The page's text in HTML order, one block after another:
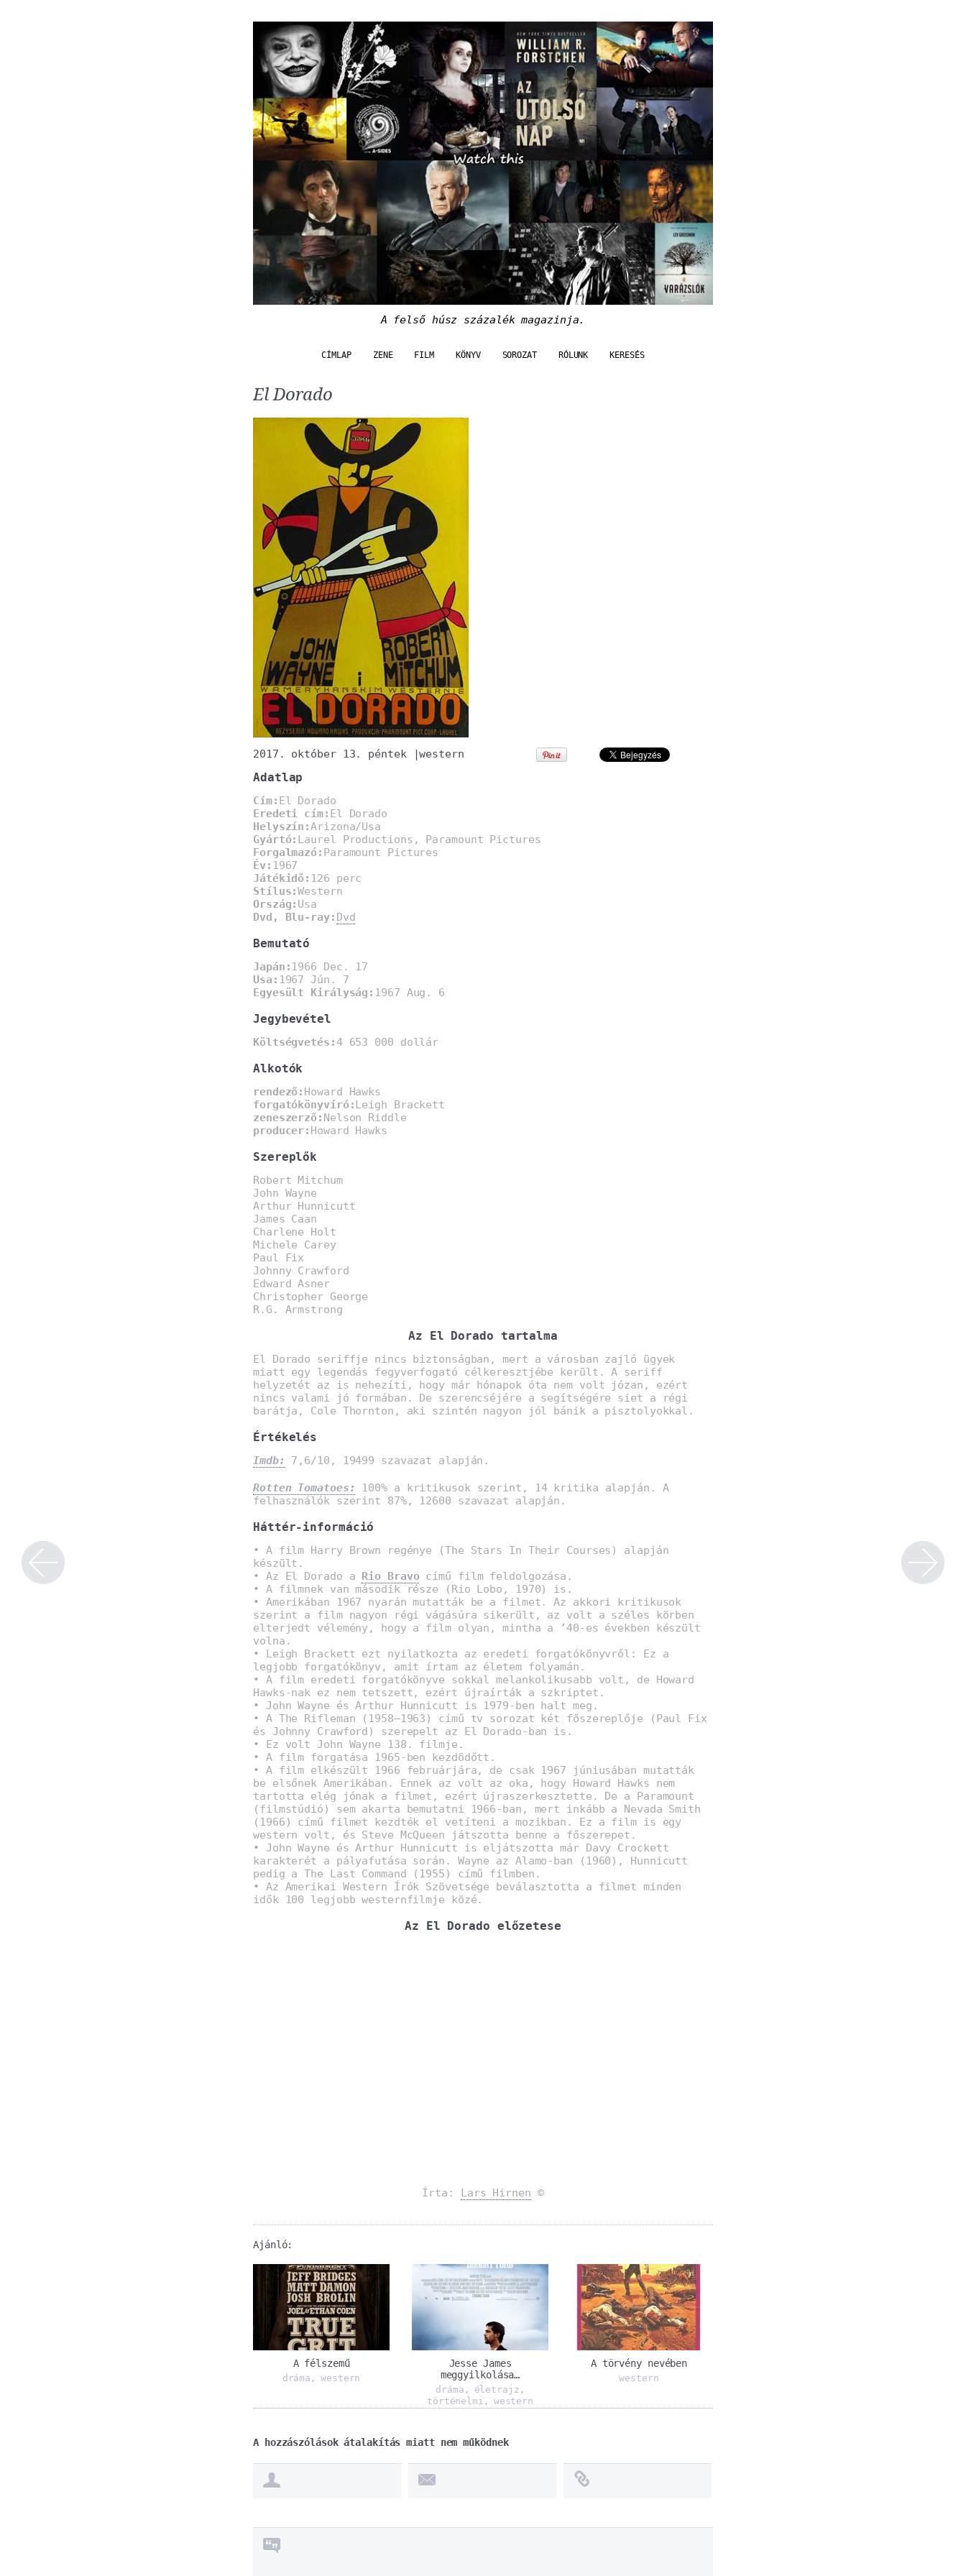
A felső húsz százalék magazinja.
CÍMLAP ZENE FILM KÖNYV SOROZAT RÓLUNK KERESÉS
El Dorado
2017. október 13. péntek|western
Adatlap
Cím: El Dorado
Eredeti cím: El Dorado
Helyszín:Arizona/Usa
Gyártó: Laurel Productions, Paramount Pictures
Forgalmazó: Paramount Pictures
Év: 1967
Játékidő: 126 perc
Stílus:Western
Ország: Usa
Dvd, Blu-ray: Dvd
Bemutató
Japán: 1966 Dec. 17
Usa: 1967 Jún. 7
Egyesült Királyság: 1967 Aug. 6
Jegybevétel
Költségvetés: 4 653 000 dollár
Alkotók
rendező: Howard Hawks
forgatókönyvíró:Leigh Brackett
zeneszerző: Nelson Riddle
producer: Howard Hawks
Szereplők
Robert Mitchum
John Wayne
Arthur Hunnicutt
James Caan
Charlene Holt
Michele Carey
Paul Fix
Johnny Crawford
Edward Asner
Christopher George
R.G. Armstrong
Az El Dorado tartalma
El Dorado seriffje nincs biztonságban, mert a városban zajló ügyek
miatt egy legendás fegyverfogató célkeresztjébe került. A seriff
helyzetét az is nehezíti, hogy már hónapok óta nem volt józan, ezért
nincs valami jó formában. De szerencséjére a segítségére siet a régi
barátja, Cole Thornton, aki szintén nagyon jól bánik a pisztolyokkal.
Értékelés
Imdb: 7,6/10, 19499 szavazat alapján.
Rotten Tomatoes:
100% a kritikusok szerint, 14 kritika alapján. A
felhasználók szerint 87%, 12600 szavazat alapján.
Háttér-információ
• A film Harry Brown regénye (The Stars In Their Courses) alapján
készült.
• Az El Dorado a Rio Bravocímű film feldolgozása.
• A filmnek van második része (Rio Lobo, 1970) is.
• Amerikában 1967 nyarán mutatták be a filmet. Az akkori kritikusok
szerint a film nagyon régi vágásúra sikerült, az volt a széles körben
elterjedt vélemény, hogy a film olyan, mintha a ’40-es években készült
volna.
• Leigh Brackett ezt nyilatkozta az eredeti forgatókönyvről: Ez a
legjobb forgatókönyv, amit írtam az életem folyamán.
• A film eredeti forgatókönyve sokkal melankolikusabb volt, de Howard
Hawks-nak ez nem tetszett, ezért újraírták a szkriptet.
• John Wayne és Arthur Hunnicutt is 1979-ben halt meg.
• A The Rifleman (1958–1963) című tv sorozat két főszereplője (Paul Fix
és Johnny Crawford) szerepelt az El Dorado-ban is.
• Ez volt John Wayne 138. filmje.
• A film forgatása 1965-ben kezdödőtt.
• A film elkészült 1966 februárjára, de csak 1967 júniusában mutatták
be elsőnek Amerikában. Ennek az volt az oka, hogy Howard Hawks nem
tartotta elég jónak a filmet, ezért újraszerkesztette. De a Paramount
(filmstúdió) sem akarta bemutatni 1966-ban, mert inkább a Nevada Smith
(1966) című filmet kezdték el vetíteni a mozikban. Ez a film is egy
western volt, és Steve McQueen játszotta benne a főszerepet.
• John Wayne és Arthur Hunnicutt is eljátszotta már Davy Crockett
karakterét a pályafutása során. Wayne az Alamo-ban (1960), Hunnicutt
pedig a The Last Command (1955) című filmben.
• Az Amerikai Western Írók Szövetsége beválasztotta a filmet minden
idők 100 legjobb westernfilmje közé.
Az El Dorado előzetese
Írta: Lars Hirnen ©
Ajánló:
A félszemű
dráma , western
Jesse James
meggyilkolása…
dráma , életrajz ,
történelmi , western
A törvény nevében
western
A hozzászólások átalakítás miatt nem működnek